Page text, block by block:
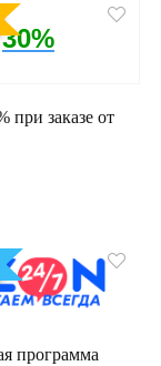
30%
при заказе от
программа